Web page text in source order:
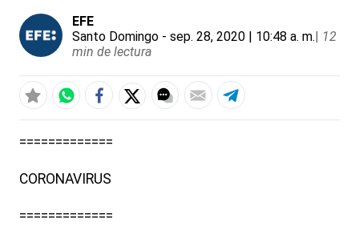
EFE
Santo Domingo - sep. 28, 2020 | 10:48 a. m.| 12
min de lectura
=============
CORONAVIRUS
=============